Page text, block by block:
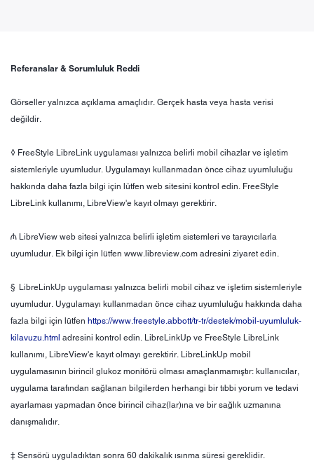
Referanslar & Sorumluluk Reddi
Görseller yalnızca açıklama amaçlıdır. Gerçek hasta veya hasta verisi
değildir.
◊ FreeStyle LibreLink uygulaması yalnızca belirli mobil cihazlar ve işletim
sistemleriyle uyumludur. Uygulamayı kullanmadan önce cihaz uyumluluğu
hakkında daha fazla bilgi için lütfen web sitesini kontrol edin. FreeStyle
LibreLink kullanımı, LibreView'e kayıt olmayı gerektirir.
₼ LibreView web sitesi yalnızca belirli işletim sistemleri ve tarayıcılarla
uyumludur. Ek bilgi için lütfen www.libreview.com adresini ziyaret edin.
§ LibreLinkUp uygulaması yalnızca belirli mobil cihaz ve işletim sistemleriyle
uyumludur. Uygulamayı kullanmadan önce cihaz uyumluluğu hakkında daha
fazla bilgi için lütfen https://www.freestyle.abbott/tr-tr/destek/mobil-uyumluluk-
kilavuzu.html adresini kontrol edin. LibreLinkUp ve FreeStyle LibreLink
kullanımı, LibreView'e kayıt olmayı gerektirir. LibreLinkUp mobil
uygulamasının birincil glukoz monitörü olması amaçlanmamıştır: kullanıcılar,
uygulama tarafından sağlanan bilgilerden herhangi bir tıbbi yorum ve tedavi
ayarlaması yapmadan önce birincil cihaz(lar)ına ve bir sağlık uzmanına
danışmalıdır.
‡ Sensörü uyguladıktan sonra 60 dakikalık ısınma süresi gereklidir.